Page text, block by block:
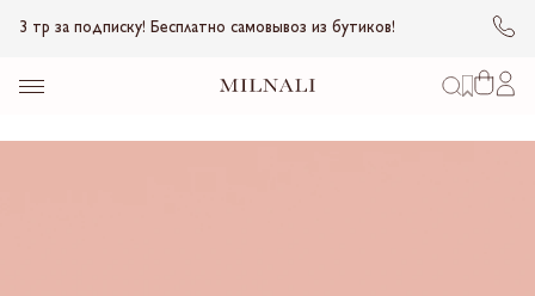
3 тр за подписку! Бесплатно самовывоз из бутиков!